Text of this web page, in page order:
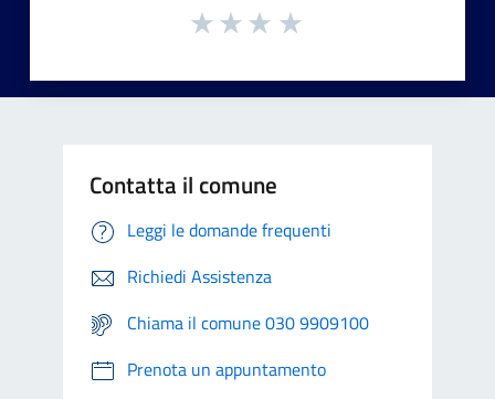
Contatta il comune
Leggi le domande frequenti
Richiedi Assistenza
Chiama il comune 030 9909100
Prenota un appuntamento